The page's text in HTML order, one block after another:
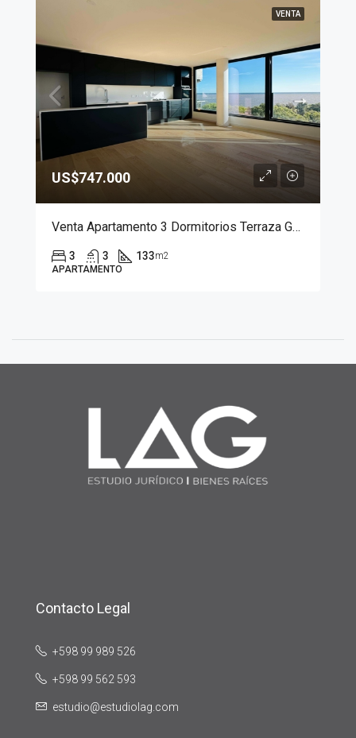
VENTA
US$747.000
Venta Apartamento 3 Dormitorios Terraza Golf Domus Punta Carretas
3 3 133m2
APARTAMENTO
Contacto Legal
+598 99 989 526
+598 99 562 593
estudio@estudiolag.com